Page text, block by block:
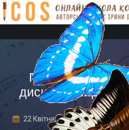
Поведение на
22 Квітня, 2017 1